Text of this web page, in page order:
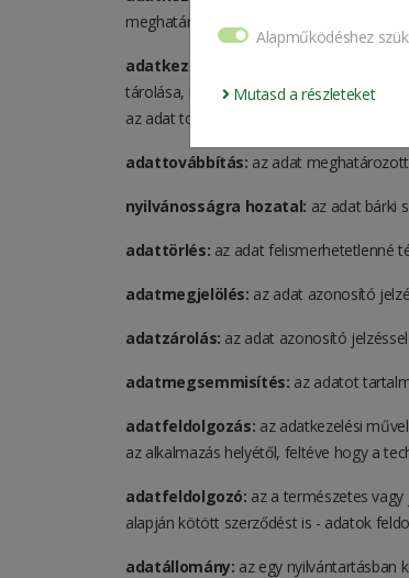
meghatározza, az adatkezelésre
adatkezelés:
az alkalmazott eljárástól
tárolása, megváltoztatása,
az adat további felhasználásának
adattovábbítás: az adat
nyilvánosságra hozatal: az adat bárki
adattörlés: az adat felismerhetetlenné
adatmegjelölés: az adat azonosító
adatzárolás: az adat azonosító
adatmegsemmisítés: az adatot
adatfeldolgozás: az adatkezelési
az alkalmazás helyétől, feltéve hogy a
adatfeldolgozó: az a természetes
alapján kötött szerződést is - adatok
adatállomány: az egy nyilvántartásban
Alapműködéshez
Mutasd a részleteket